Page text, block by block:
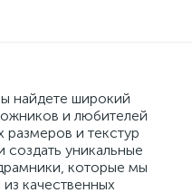
найдете широкий
и любителей
размеров и текстур
создать уникальные
которые мы
качественных